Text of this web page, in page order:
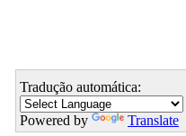
Tradução automática:
Powered by Translate